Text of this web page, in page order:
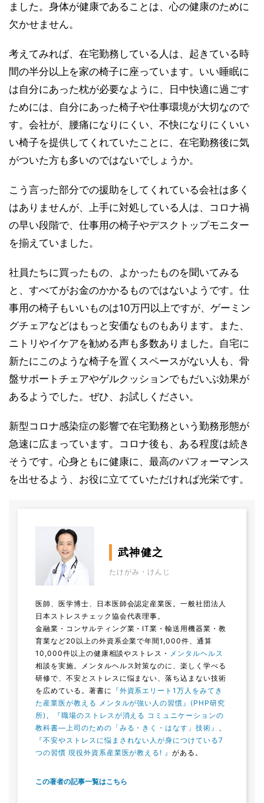
ました。身体が健康であることは、心の健康のために
欠かせません。
考えてみれば、在宅勤務している人は、起きている時
間の半分以上を家の椅子に座っています。いい睡眠に
は自分にあった枕が必要なように、日中快適に過ごす
ためには、自分にあった椅子や仕事環境が大切なので
す。会社が、腰痛になりにくい、不快になりにくいい
い椅子を提供してくれていたことに、在宅勤務後に気
がついた方も多いのではないでしょうか。
こう言った部分での援助をしてくれている会社は多く
はありませんが、上手に対処している人は、コロナ禍
の早い段階で、仕事用の椅子やデスクトップモニター
を揃えていました。
社員たちに買ったもの、よかったものを聞いてみる
と、すべてがお金のかかるものではないようです。仕
事用の椅子もいいものは10万円以上ですが、ゲーミン
グチェアなどはもっと安価なものもあります。また、
ニトリやイケアを勧める声も多数ありました。自宅に
新たにこのような椅子を置くスペースがない人も、骨
盤サポートチェアやゲルクッションでもだいぶ効果が
あるようでした。ぜひ、お試しください。
新型コロナ感染症の影響で在宅勤務という勤務形態が
急速に広まっています。コロナ後も、ある程度は続き
そうです。心身ともに健康に、最高のパフォーマンス
を出せるよう、お役に立てていただければ光栄です。
武神健之
たけがみ・けんじ
医師、医学博士、日本医師会認定産業医。一般社団法人
日本ストレスチェック協会代表理事。
金融業・コンサルティング業・IT業・輸送用機器業・教
育業など20以上の外資系企業で年間1,000件、通算
10,000件以上の健康相談やストレス・ メンタルヘルス
相談を実施。メンタルヘルス対策なのに、楽しく学べる
研修で、不安とストレスに悩まない、落ち込まない技術
を広めている。著書に 『外資系エリート1万人をみてき
た産業医が教える メンタルが強い人の習慣』(PHP研究
所) 、
『職場のストレスが消える コミュニケーションの
教科書―上司のための「みる・きく・はなす」技術』 、
『不安やストレスに悩まされない人が身につけている7
つの習慣 現役外資系産業医が教える! 』がある。
この著者の記事一覧はこちら